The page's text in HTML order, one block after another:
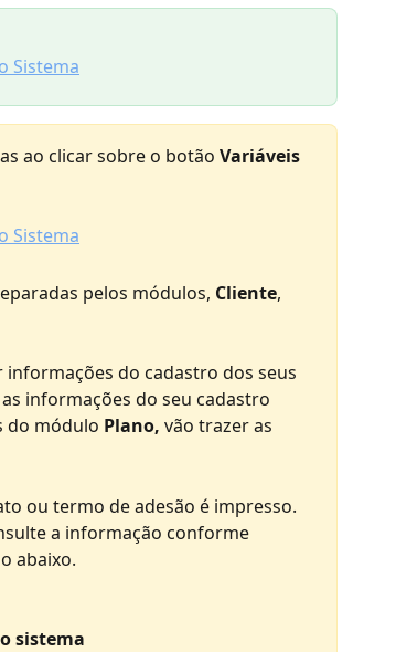
ao clicar sobre o botão Variáveis
pelos módulos, Cliente,
informações do cadastro dos seus
informações do seu cadastro
do módulo Plano, vão trazer as
ou termo de adesão é impresso.
a informação conforme
abaixo.
sistema